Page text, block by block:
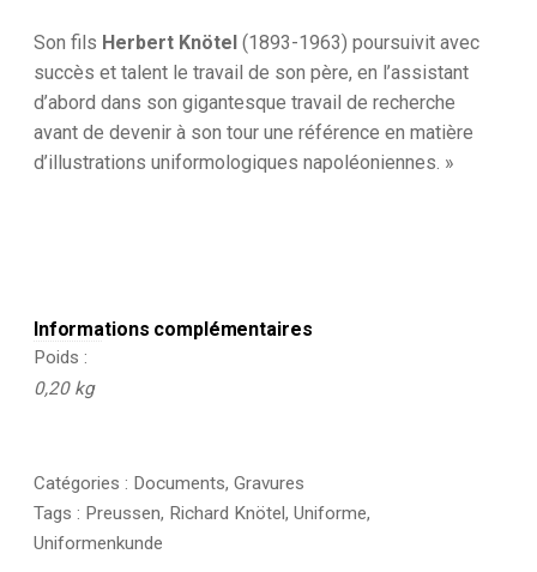
Son fils Herbert Knötel (1893-1963) poursuivit avec
succès et talent le travail de son père, en l’assistant
d’abord dans son gigantesque travail de recherche
avant de devenir à son tour une référence en matière
d’illustrations uniformologiques napoléoniennes. »
Informations complémentaires
Poids
0,20 kg
Catégories : Documents, Gravures
Tags : Preussen, Richard Knötel, Uniforme,
Uniformenkunde